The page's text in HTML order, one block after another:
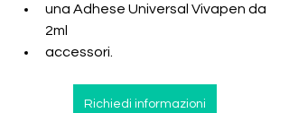
una Adhese Universal Vivapen da
2ml
accessori.
Richiedi informazioni